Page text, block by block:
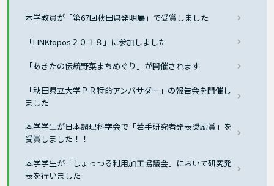
本学教員が「第67回秋田県発明展」で受賞しました
「LINKtopos２０１８」に参加しました
「あきたの伝統野菜まちめぐり」が開催されます
「秋田県立大学ＰＲ特命アンバサダー」の報告会を開催し
ました
本学学生が日本調理科学会で「若手研究者発表奨励賞」を
受賞しました！！
本学学生が「しょっつる利用加工協議会」において研究発
表を行いました